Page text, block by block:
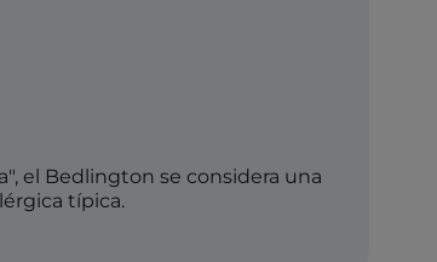
el Bedlington se considera una
típica.